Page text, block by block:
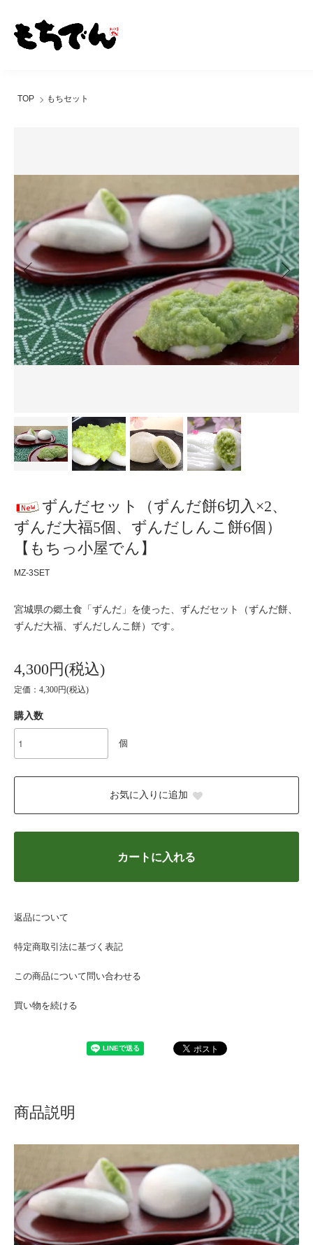
TOP もちセット
ずんだセット（ずんだ餅6切入×2、
ずんだ大福5個、ずんだしんこ餅6個）
【もちっ小屋でん】
MZ-3SET
宮城県の郷土食「ずんだ」を使った、ずんだセット（ずんだ餅、
ずんだ大福、ずんだしんこ餅）です。
4,300円(税込)
定価：4,300円(税込)
購入数
個
お気に入りに追加
カートに入れる
返品について
特定商取引法に基づく表記
この商品について問い合わせる
買い物を続ける
商品説明